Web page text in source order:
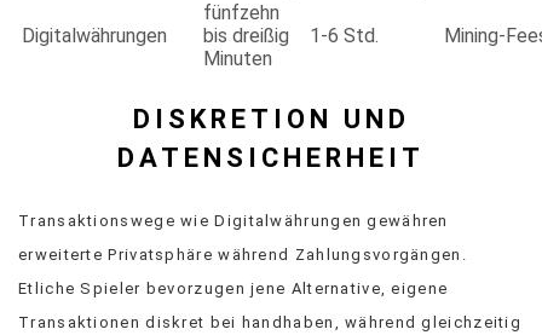
Digitalwährungen
fünfzehn
bis dreißig
Minuten
1-6 Std. Mining-
DISKRETION UND
DATENSICHERHEIT
Transaktionswege wie Digitalwährungen gewähren
erweiterte Privatsphäre während Zahlungsvorgängen.
Etliche Spieler bevorzugen jene Alternative, eigene
Transaktionen diskret bei handhaben, während gleichzeitig